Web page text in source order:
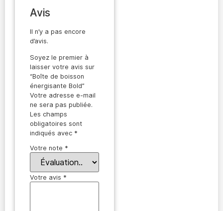
Avis
Il n’y a pas encore
d’avis.
Soyez le premier à
laisser votre avis sur
“Boîte de boisson
énergisante Bold”
Votre adresse e-mail
ne sera pas publiée.
Les champs
obligatoires sont
indiqués avec *
Votre note *
Votre avis *